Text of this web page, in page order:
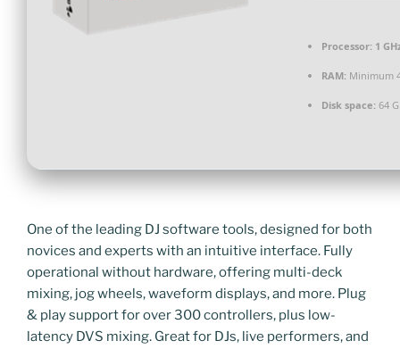
Processor: 1
RAM: Minimum
Disk space: 64
One of the leading DJ software tools, designed for both
novices and experts with an intuitive interface. Fully
operational without hardware, offering multi-deck
mixing, jog wheels, waveform displays, and more. Plug
& play support for over 300 controllers, plus low-
latency DVS mixing. Great for DJs, live performers, and